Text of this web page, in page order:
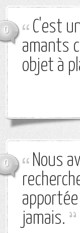
0
C'est
amants
objet à
0
Nous
jamais.